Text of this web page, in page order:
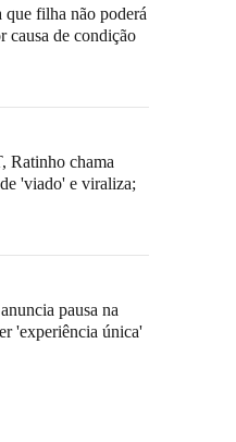
filha não poderá
causa de condição
Ratinho chama
'viado' e viraliza;
pausa na
'experiência única'